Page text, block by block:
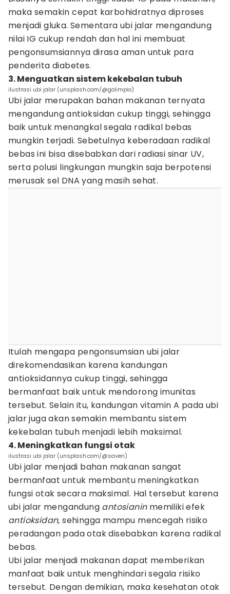
maka semakin cepat karbohidratnya diproses
menjadi gluka. Sementara ubi jalar mengandung
nilai IG cukup rendah dan hal ini membuat
pengonsumsiannya dirasa aman untuk para
penderita diabetes.
3. Menguatkan sistem kekebalan tubuh
ilustrasi ubi jalar (unsplash.com/@golimpio)
Ubi jalar merupakan bahan makanan ternyata
mengandung antioksidan cukup tinggi, sehingga
baik untuk menangkal segala radikal bebas
mungkin terjadi. Sebetulnya keberadaan radikal
bebas ini bisa disebabkan dari radiasi sinar UV,
serta polusi lingkungan mungkin saja berpotensi
merusak sel DNA yang masih sehat.
Itulah mengapa pengonsumsian ubi jalar
direkomendasikan karena kandungan
antioksidannya cukup tinggi, sehingga
bermanfaat baik untuk mendorong imunitas
tersebut. Selain itu, kandungan vitamin A pada ubi
jalar juga akan semakin membantu sistem
kekebalan tubuh menjadi lebih maksimal.
4. Meningkatkan fungsi otak
ilustrasi ubi jalar (unsplash.com/@saveri)
Ubi jalar menjadi bahan makanan sangat
bermanfaat untuk membantu meningkatkan
fungsi otak secara maksimal. Hal tersebut karena
ubi jalar mengandung antosianinmemiliki efek
antioksidan,sehingga mampu mencegah risiko
peradangan pada otak disebabkan karena radikal
bebas.
Ubi jalar menjadi makanan dapat memberikan
manfaat baik untuk menghindari segala risiko
tersebut. Dengan demikian, maka kesehatan otak